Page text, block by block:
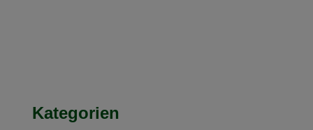
Kategorien